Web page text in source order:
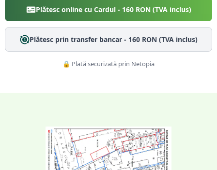
Plătesc online cu Cardul - 160RON (TVA inclus)
Plătesc prin transfer bancar - 160RON (TVA inclus)
🔒 Plată securizată prin Netopia